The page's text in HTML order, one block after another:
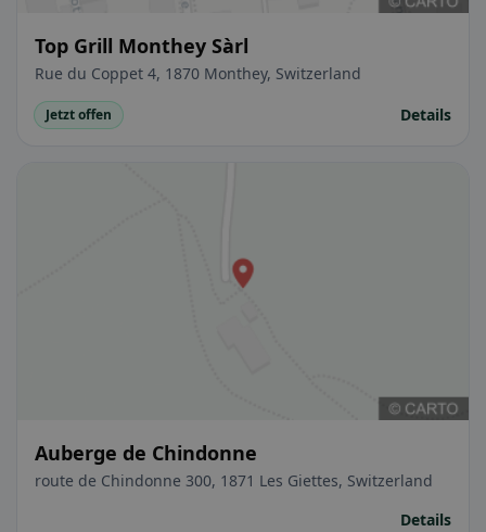
Top Grill Monthey Sàrl
Rue du Coppet 4, 1870 Monthey, Switzerland
Jetzt offen Details
Auberge de Chindonne
route de Chindonne 300, 1871 Les Giettes, Switzerland
Details